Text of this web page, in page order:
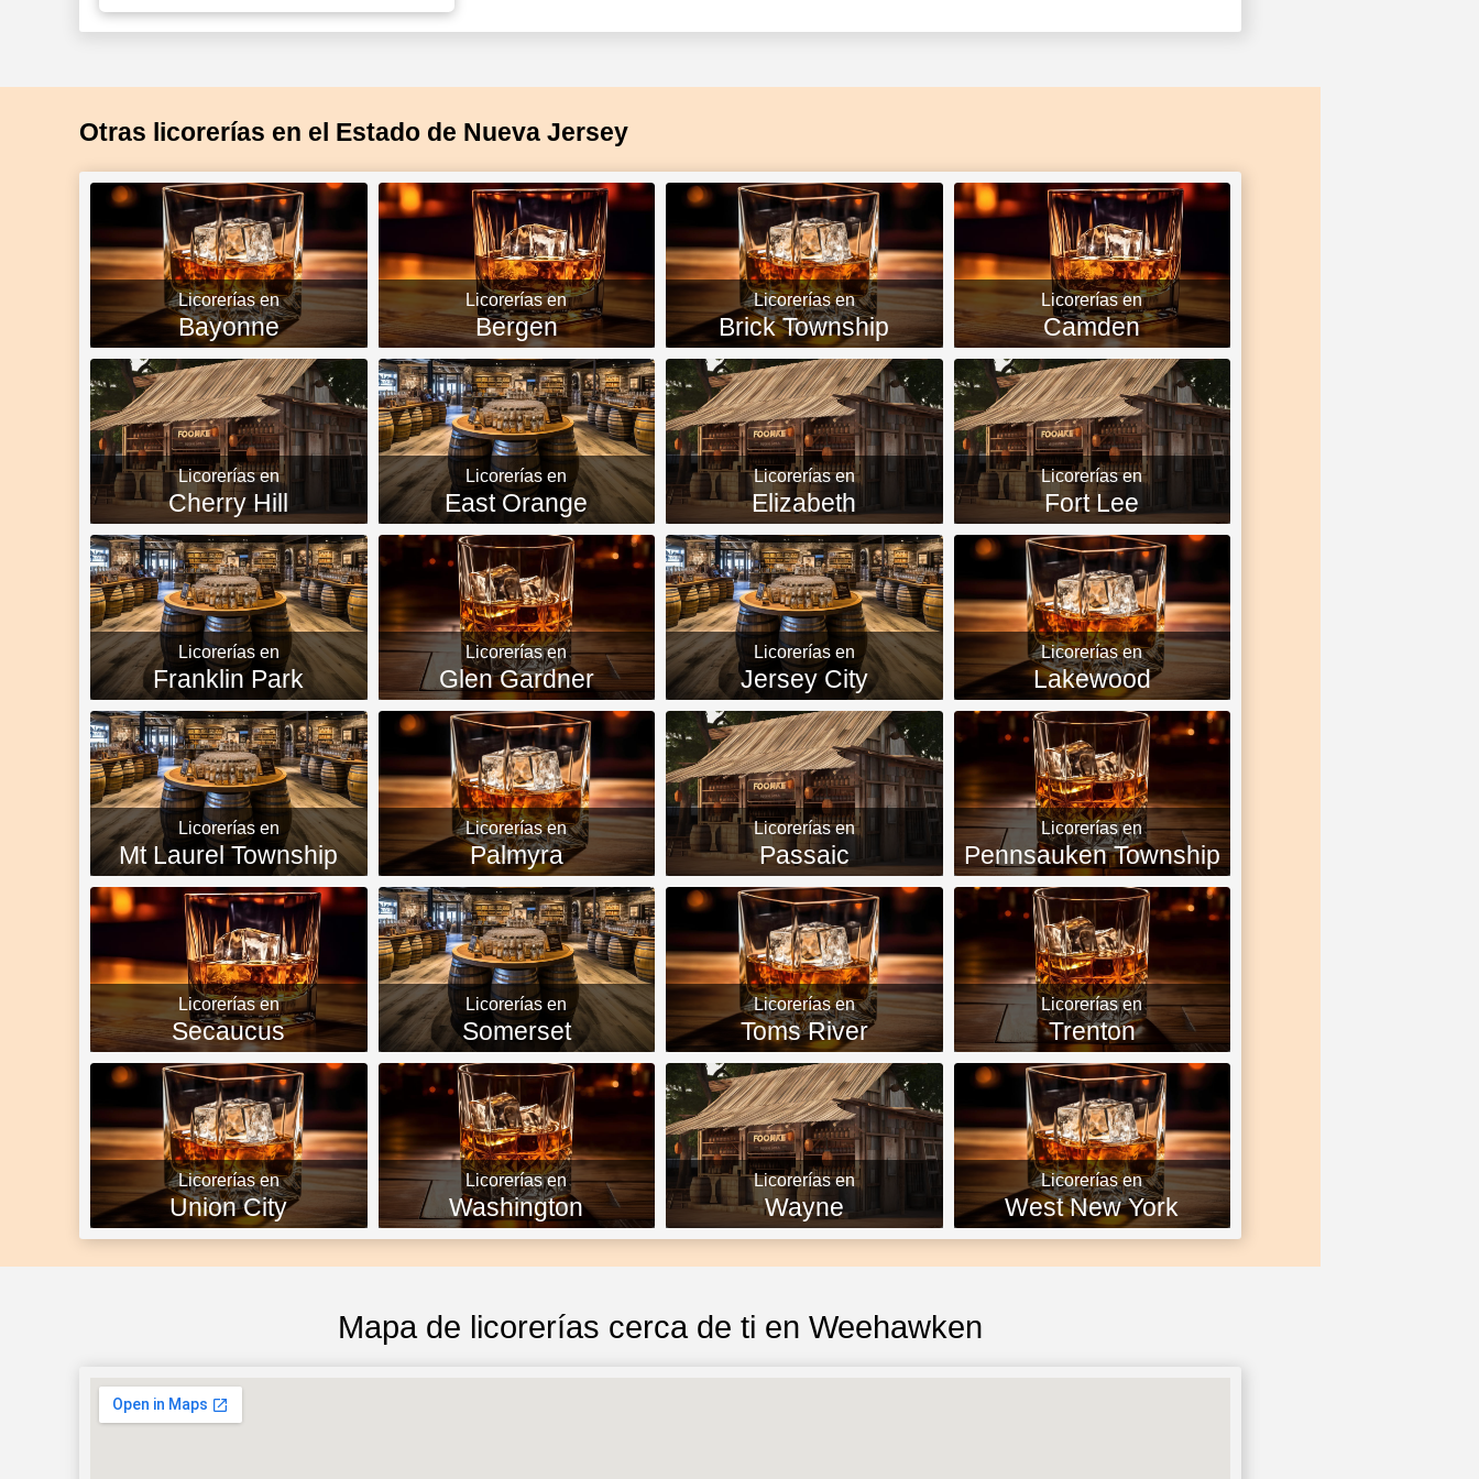
Otras licorerías en el Estado de Nueva Jersey
Licorerías en
Bayonne
Licorerías en
Bergen
Licorerías en
Brick Township
Licorerías en
Camden
Licorerías en
Cherry Hill
Licorerías en
East Orange
Licorerías en
Elizabeth
Licorerías en
Fort Lee
Licorerías en
Franklin Park
Licorerías en
Glen Gardner
Licorerías en
Jersey City
Licorerías en
Lakewood
Licorerías en
Mt Laurel Township
Licorerías en
Palmyra
Licorerías en
Passaic
Licorerías en
Pennsauken Township
Licorerías en
Secaucus
Licorerías en
Somerset
Licorerías en
Toms River
Licorerías en
Trenton
Licorerías en
Union City
Licorerías en
Washington
Licorerías en
Wayne
Licorerías en
West New York
Mapa de licorerías cerca de ti en Weehawken